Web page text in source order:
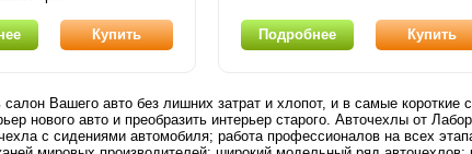
Купить Подробнее Купить
салон Вашего авто без лишних затрат и хлопот, и в самые
нового авто и преобразить интерьер старого. Авточехлы от
с сидениями автомобиля; работа профессионалов на всех